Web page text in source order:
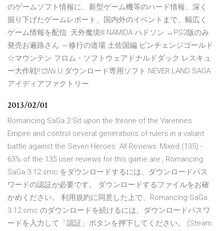
のゲームソフト情報に、新型ゲーム機等のハード情報、深く
掘り下げたゲームレポート、国内外のイベントまで、幅広く
ゲーム情報を配信. 天外魔境III NAMIDA ハドソン →PS2版のみ
発売お遍路さん ～修行の道場 土佐国編 ピンチェンジゴールド
☆マウンテン フロム・ソフトウェアドナルドダック レスキュ
ー大作戦!! □Wii U ダウンロード専用ソフト NEVER LAND SAGA
アイディアファクトリー
2013/02/01
Romancing SaGa 2 Sit upon the throne of the Varennes
Empire and control several generations of rulers in a valiant
battle against the Seven Heroes. All Reviews: Mixed (135) -
63% of the 135 user reviews for this game are , Romancing
SaGa 3.12.smc をダウンロードするには、ダウンロードパス
ワードの認証が必要です。 ダウンロードするファイルをお確
かめください。 利用規約に同意した上で、Romancing SaGa
3.12.smc のダウンロードを続けるには、ダウンロードパスワ
ードを入力して「認証」ボタンを押下してください。 (Steam